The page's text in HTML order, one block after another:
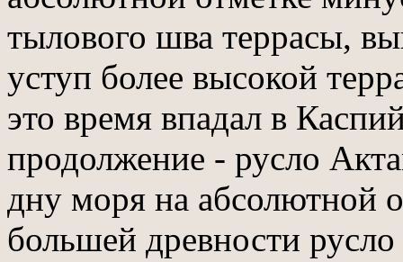
тылового шва террасы,
уступ более высокой
это время впадал в
продолжение - русло
дну моря на абсолютной
большей древности